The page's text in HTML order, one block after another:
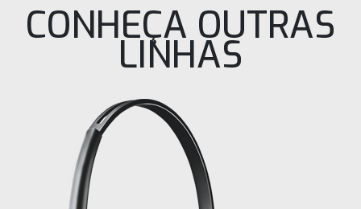
CONHEÇA OUTRAS
LINHAS